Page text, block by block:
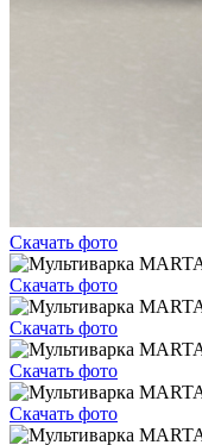
Скачать фото
Скачать фото
Скачать фото
Скачать фото
Скачать фото